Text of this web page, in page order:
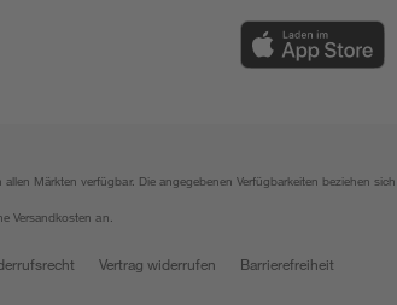
Märkten verfügbar. Die angegebenen Verfügbarkeiten beziehen
Versandkosten an.
Vertrag widerrufen Barrierefreiheit